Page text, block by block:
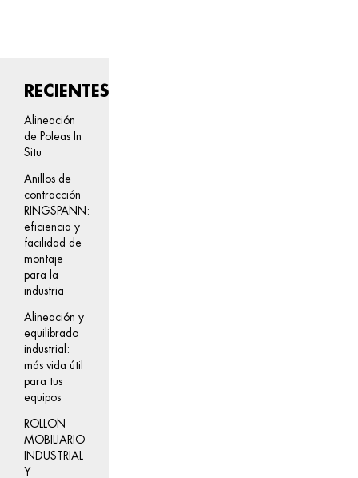
RECIENTES
Alineación
de Poleas In
Situ
Anillos de
contracción
RINGSPANN:
eficiencia y
facilidad de
montaje
para la
industria
Alineación y
equilibrado
industrial:
más vida útil
para tus
equipos
ROLLON
MOBILIARIO
INDUSTRIAL
Y